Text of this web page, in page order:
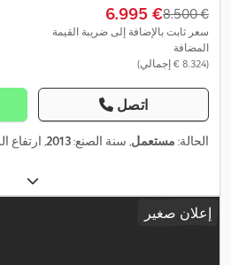
‏6.995 € ‏8.500 €
سعر ثابت بالإضافة إلى ضريبة القيمة
المضافة
(‏8.324 € إجمالي)
اتصل
الحالة: مستعمل, سنة الصنع:2013, ارتفاع
إعلان صغير